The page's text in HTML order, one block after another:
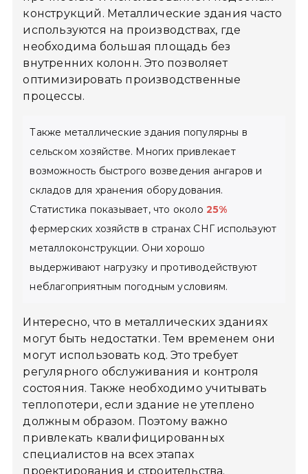
конструкций. Металлические здания часто
используются на производствах, где
необходима большая площадь без
внутренних колонн. Это позволяет
оптимизировать производственные
процессы.
Также металлические здания популярны в
сельском хозяйстве. Многих привлекает
возможность быстрого возведения ангаров и
складов для хранения оборудования.
Статистика показывает, что около25%
фермерских хозяйств в странах СНГ используют
металлоконструкции. Они хорошо
выдерживают нагрузку и противодействуют
неблагоприятным погодным условиям.
Интересно, что в металлических зданиях
могут быть недостатки. Тем временем они
могут использовать код. Это требует
регулярного обслуживания и контроля
состояния. Также необходимо учитывать
теплопотери, если здание не утеплено
должным образом. Поэтому важно
привлекать квалифицированных
специалистов на всех этапах
проектирования и строительства.